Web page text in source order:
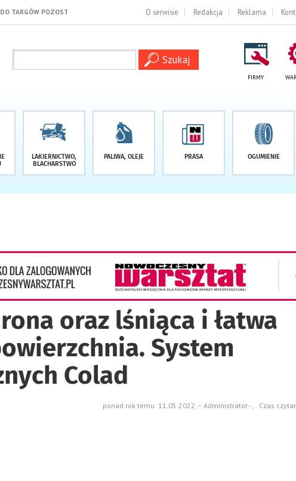
-1 DNI O serwisie Redakcja Reklama
FIRMY
LAKIERNICTWO,
BLACHARSTWO
PALIWA, OLEJE PRASA OGUMIENIE
oraz lśniąca i łatwa
System
Colad
ponad rok temu 11.05.2022, ~ Administrator - , Czas